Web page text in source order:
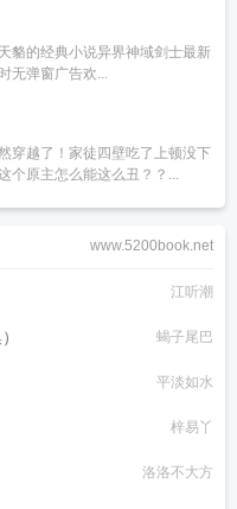
貉的经典小说异界神域剑士最新
无弹窗广告欢...
穿越了！家徒四壁吃了上顿没下
个原主怎么能这么丑？？...
www.5200book.net
江听潮
蝎子尾巴
平淡如水
梓易丫
洛洛不大方